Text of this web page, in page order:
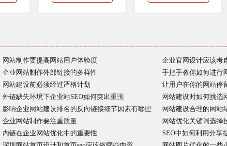
网站制作要提高网站用户体验度
企业官网设计应该考
企业网站制作外部链接的多样性
手把手教你如何进行
网站建设前必须经过严格计划
让用户在你的网站停
外链缺失环境下企业站SEO如何突出重围
网站建设时如何挑选
影响企业网站建设排名的反向链接细节因素有哪些
网站建设合理的网站
企业网站制作要注重质量
网站优化关键词选择
内链在企业网站优化中的重要性
SEO中如何利用分享